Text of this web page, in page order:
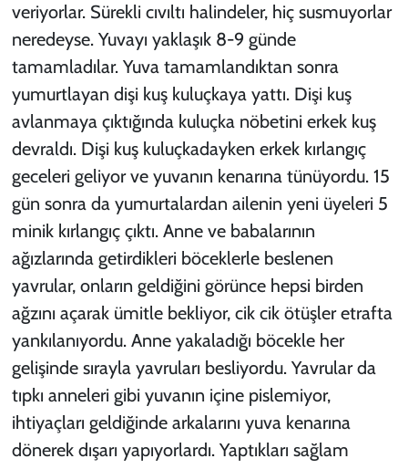
veriyorlar. Sürekli cıvıltı halindeler, hiç susmuyorlar
neredeyse. Yuvayı yaklaşık 8-9 günde
tamamladılar. Yuva tamamlandıktan sonra
yumurtlayan dişi kuş kuluçkaya yattı. Dişi kuş
avlanmaya çıktığında kuluçka nöbetini erkek kuş
devraldı. Dişi kuş kuluçkadayken erkek kırlangıç
geceleri geliyor ve yuvanın kenarına tünüyordu. 15
gün sonra da yumurtalardan ailenin yeni üyeleri 5
minik kırlangıç çıktı. Anne ve babalarının
ağızlarında getirdikleri böceklerle beslenen
yavrular, onların geldiğini görünce hepsi birden
ağzını açarak ümitle bekliyor, cik cik ötüşler etrafta
yankılanıyordu. Anne yakaladığı böcekle her
gelişinde sırayla yavruları besliyordu. Yavrular da
tıpkı anneleri gibi yuvanın içine pislemiyor,
ihtiyaçları geldiğinde arkalarını yuva kenarına
dönerek dışarı yapıyorlardı. Yaptıkları sağlam